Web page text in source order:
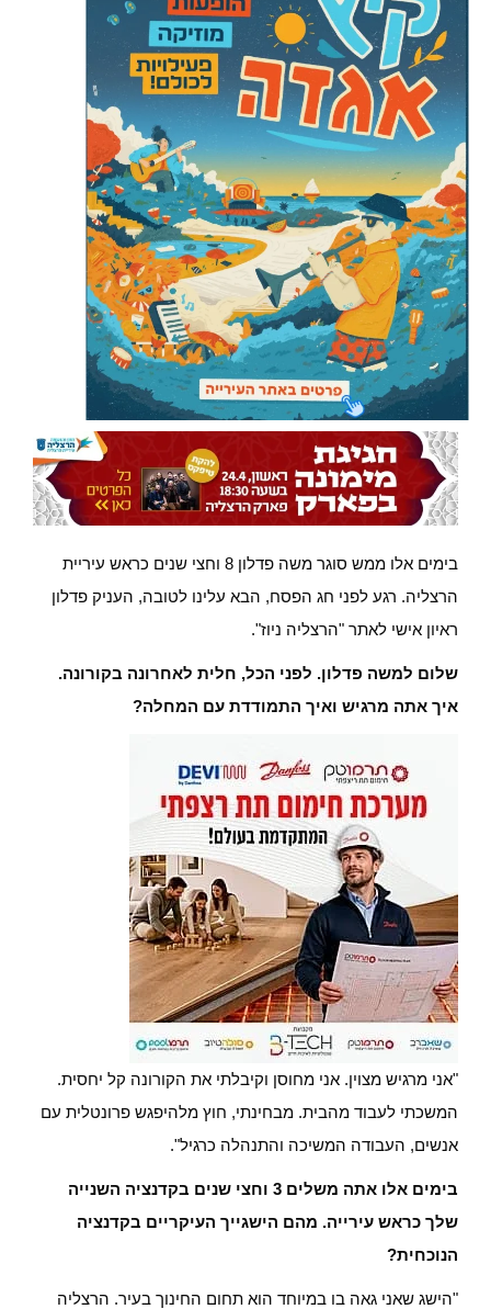
בימים אלו ממש סוגר משה פדלון 8 וחצי שנים כראש עיריית
הרצליה. רגע לפני חג הפסח, הבא עלינו לטובה, העניק פדלון
ראיון אישי לאתר "הרצליה ניוז".
שלום למשה פדלון. לפני הכל, חלית לאחרונה בקורונה.
איך אתה מרגיש ואיך התמודדת עם המחלה?
"אני מרגיש מצוין. אני מחוסן וקיבלתי את הקורונה קל יחסית.
המשכתי לעבוד מהבית. מבחינתי, חוץ מלהיפגש פרונטלית עם
אנשים, העבודה המשיכה והתנהלה כרגיל".
בימים אלו אתה משלים 3 וחצי שנים בקדנציה השנייה
שלך כראש עירייה. מהם הישגייך העיקריים בקדנציה
הנוכחית?
"הישג שאני גאה בו במיוחד הוא תחום החינוך בעיר. הרצליה